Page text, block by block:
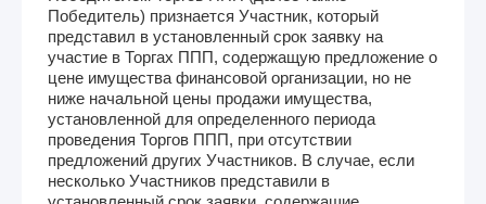
Победитель) признается Участник, который
представил в установленный срок заявку на
участие в Торгах ППП, содержащую предложение о
цене имущества финансовой организации, но не
ниже начальной цены продажи имущества,
установленной для определенного периода
проведения Торгов ППП, при отсутствии
предложений других Участников. В случае, если
несколько Участников представили в